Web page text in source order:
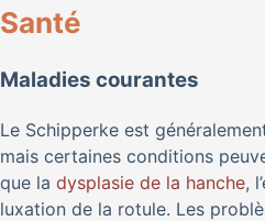
Santé
Maladies courantes
Le Schipperke est
mais certaines conditions
que la dysplasie de la hanche,
luxation de la rotule. Les